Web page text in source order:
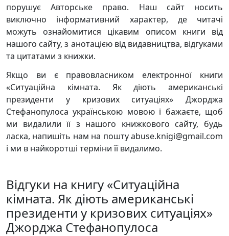
порушує Авторське право. Наш сайт носить
виключно інформативний характер, де читачі
можуть ознайомитися цікавим описом книги від
нашого сайту, з анотацією від видавництва, відгуками
та цитатами з книжки.
Якщо ви є правовласником електронної книги
«Ситуаційна кімната. Як діють американські
президенти у кризових ситуаціях» Джорджа
Стефанопулоса українською мовою і бажаєте, щоб
ми видалили її з нашого книжкового сайту, будь
ласка, напишіть нам на пошту abuse.knigi@gmail.com
і ми в найкоротші терміни її видалимо.
Відгуки на книгу «Ситуаційна
кімната. Як діють американські
президенти у кризових ситуаціях»
Джорджа Стефанопулоса